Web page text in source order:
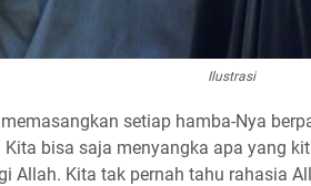
Ilustrasi
setiap hamba-Nya
Kita bisa saja menyangka apa yang
Allah. Kita tak pernah tahu rahasia